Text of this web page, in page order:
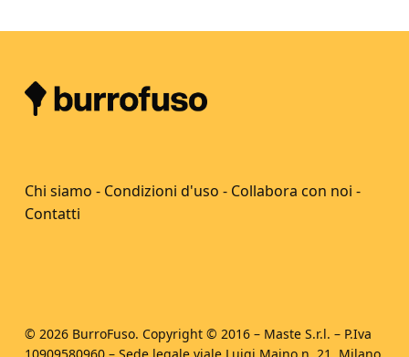
Chi siamo - Condizioni d'uso - Collabora con noi -
Contatti
© 2026 BurroFuso. Copyright © 2016 – Maste S.r.l. – P.Iva